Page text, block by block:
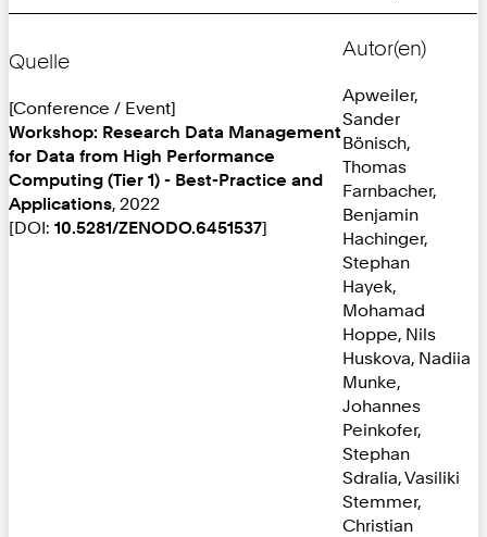
Quelle
[Conference / Event]
Workshop: Research Data Management
for Data from High Performance
Computing (Tier 1) - Best-Practice and
Applications, 2022
[DOI: 10.5281/ZENODO.6451537]
Autor(en)
Apweiler,
Sander
Bönisch,
Thomas
Farnbacher,
Benjamin
Hachinger,
Stephan
Hayek,
Mohamad
Hoppe, Nils
Huskova, Nadiia
Munke,
Johannes
Peinkofer,
Stephan
Sdralia, Vasiliki
Stemmer,
Christian